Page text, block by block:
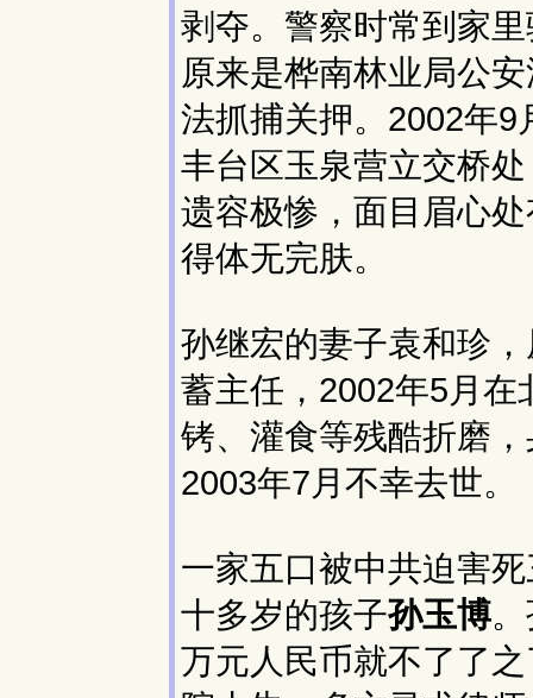
剥夺。警察时常到家
原来是桦南林业局公
法抓捕关押。2002年9
丰台区玉泉营立交桥
遗容极惨，面目眉心
得体无完肤。
孙继宏的妻子袁和珍
蓄主任，2002年5月在
铐、灌食等残酷折磨
2003年7月不幸去世。
一家五口被中共迫害
十多岁的孩子孙玉博
万元人民币就不了了